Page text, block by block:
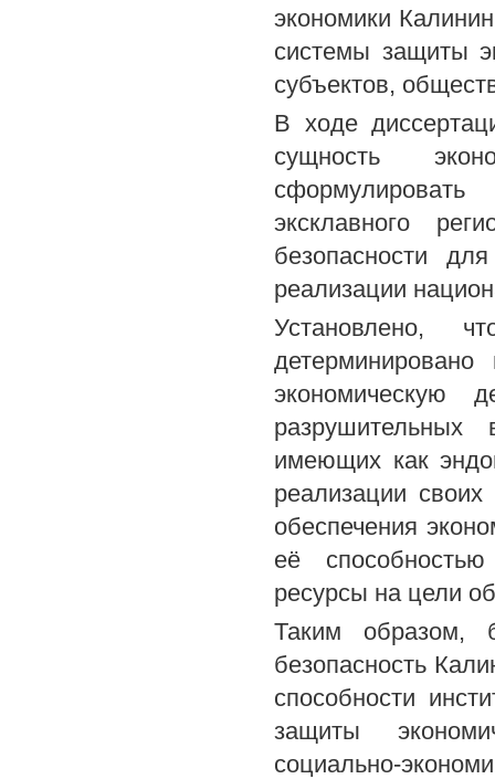
экономики
системы защиты
субъектов,
В ходе
сущность
эксклавного
безопасности
реализации
Установлено,
экономическую
разрушительных
имеющих как
реализации
обеспечения
её
ресурсы на цели
Таким образом,
безопасность
способности
защиты
социально-